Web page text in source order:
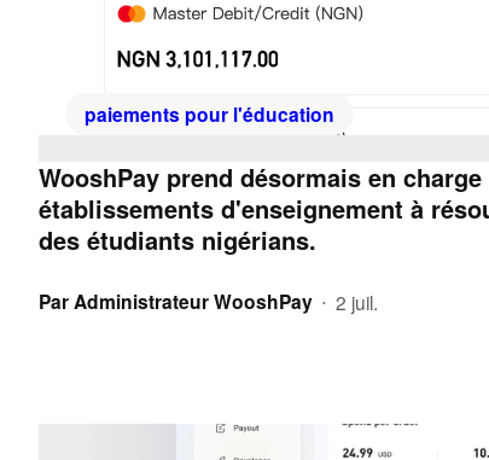
paiements pour l'éducation
WooshPay prend désormais en
établissements d'enseignement à
des étudiants nigérians.
ParAdministrateur WooshPay • 2 juil.